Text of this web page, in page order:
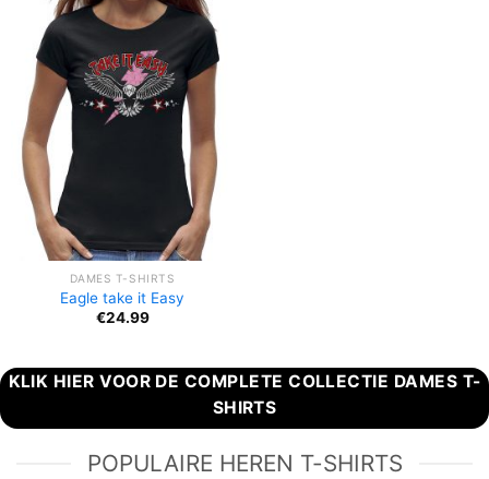
DAMES T-SHIRTS
Eagle take it Easy
€24.99
KLIK HIER VOOR DE COMPLETE COLLECTIE DAMES T-
SHIRTS
POPULAIRE HEREN T-SHIRTS